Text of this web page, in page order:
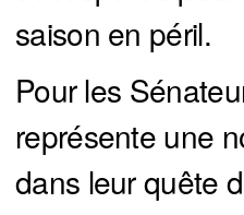
saison en péril.
Pour les
représente une
dans leur quête